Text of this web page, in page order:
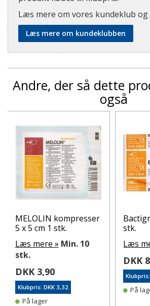
Læs mere om vores kundeklub og
Læs mere om kundeklubben
Andre, der så dette
også
MELOLIN kompresser
5 x 5 cm 1 stk.
Læs mere » Min. 10
stk.
DKK 3,90
Klubpris: DKK 3,32
På lager
stk.
Læs
DKK
På